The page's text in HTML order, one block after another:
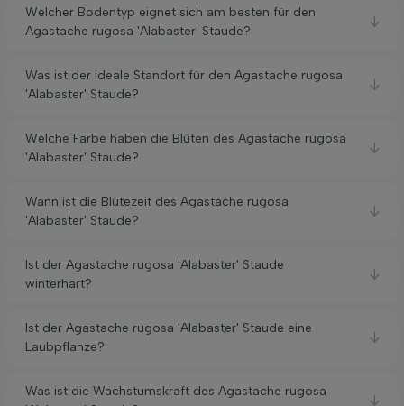
Welcher Bodentyp eignet sich am besten für den
Agastache rugosa 'Alabaster' Staude?
Was ist der ideale Standort für den Agastache rugosa
'Alabaster' Staude?
Welche Farbe haben die Blüten des Agastache rugosa
'Alabaster' Staude?
Wann ist die Blütezeit des Agastache rugosa
'Alabaster' Staude?
Ist der Agastache rugosa 'Alabaster' Staude
winterhart?
Ist der Agastache rugosa 'Alabaster' Staude eine
Laubpflanze?
Was ist die Wachstumskraft des Agastache rugosa